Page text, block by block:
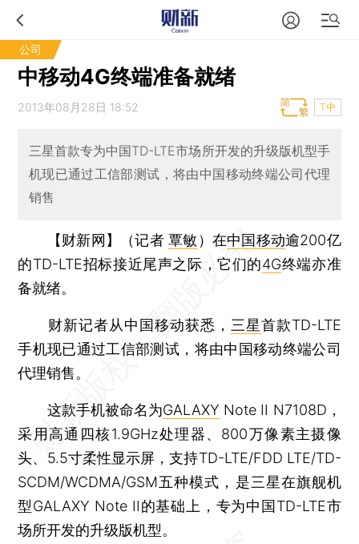
公司
中移动4G终端准备就绪
2013年08月28日 18:52 T中
三星首款专为中国TD-LTE市场所开发的升级版机型手
机现已通过工信部测试，将由中国移动终端公司代理
销售
【财新网】（记者覃敏 ） 在中国移动逾200亿
的TD-LTE招标接近尾声之际，它们的4G终端亦准
备就绪。
财新记者从中国移动获悉， 三星首款TD-LTE
手机现已通过工信部测试，将由中国移动终端公司
代理销售。
这款手机被命名为GALAXY Note II N7108D，
采用高通四核1.9GHz处理器、800万像素主摄像
头、5.5寸柔性显示屏，支持TD-LTE/FDD LTE/TD-
SCDM/WCDMA/GSM五种模式，是三星在旗舰机
型GALAXY Note II的基础上，专为中国TD-LTE市
场所开发的升级版机型。